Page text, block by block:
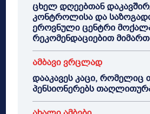
ცხელ დღეებთან
კონტროლისა და
ეროვნული ცენტრი
რეკომენდაციებით
ამბავი ვრცლად
დააკავეს კაცი,
პენსიონერებს